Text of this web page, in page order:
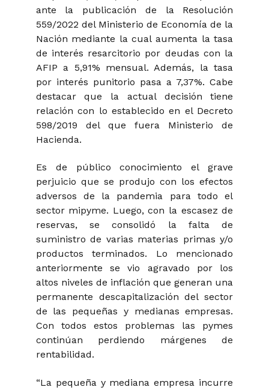
ante la publicación de la Resolución
559/2022 del Ministerio de Economía de la
Nación mediante la cual aumenta la tasa
de interés resarcitorio por deudas con la
AFIP a 5,91% mensual. Además, la tasa
por interés punitorio pasa a 7,37%. Cabe
destacar que la actual decisión tiene
relación con lo establecido en el Decreto
598/2019 del que fuera Ministerio de
Hacienda.
Es de público conocimiento el grave
perjuicio que se produjo con los efectos
adversos de la pandemia para todo el
sector mipyme. Luego, con la escasez de
reservas, se consolidó la falta de
suministro de varias materias primas y/o
productos terminados. Lo mencionado
anteriormente se vio agravado por los
altos niveles de inflación que generan una
permanente descapitalización del sector
de las pequeñas y medianas empresas.
Con todos estos problemas las pymes
continúan perdiendo márgenes de
rentabilidad.
“La pequeña y mediana empresa incurre